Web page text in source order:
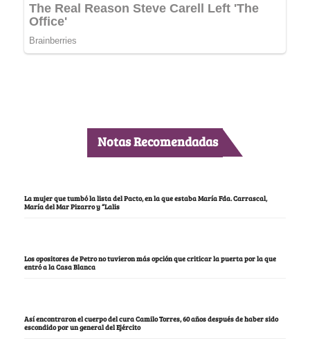
Notas Recomendadas
La mujer que tumbó la lista del Pacto, en la que estaba María Fda. Carrascal,
María del Mar Pizarro y “Lalis
Los opositores de Petro no tuvieron más opción que criticar la puerta por la que
entró a la Casa Blanca
Así encontraron el cuerpo del cura Camilo Torres, 60 años después de haber sido
escondido por un general del Ejército